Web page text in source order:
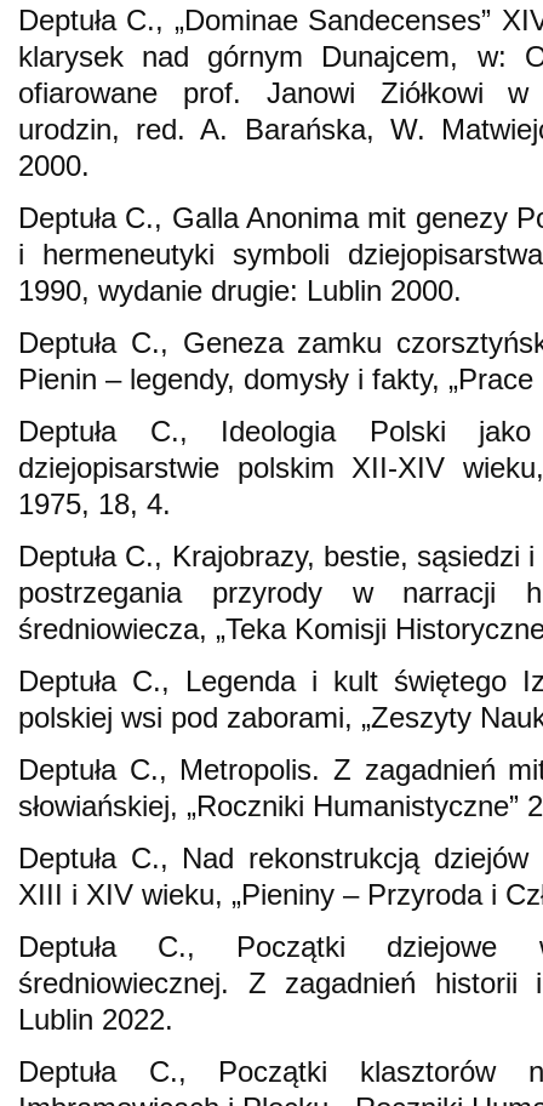
Deptuła C., „Dominae Sandecenses”
klarysek nad górnym Dunajcem, w:
ofiarowane prof. Janowi Ziółkowi w
urodzin, red. A. Barańska, W.
2000.
Deptuła C., Galla Anonima mit genezy
i hermeneutyki symboli
1990, wydanie drugie: Lublin 2000.
Deptuła C., Geneza zamku
Pienin – legendy, domysły i fakty,
Deptuła C., Ideologia Polski
dziejopisarstwie polskim XII-XIV
1975, 18, 4.
Deptuła C., Krajobrazy, bestie, sąsiedzi
postrzegania przyrody w narracji
średniowiecza, „Teka Komisji
Deptuła C., Legenda i kult świętego
polskiej wsi pod zaborami, „Zeszyty
Deptuła C., Metropolis. Z zagadnień
słowiańskiej, „Roczniki Humanistyczne”
Deptuła C., Nad rekonstrukcją
XIII i XIV wieku, „Pieniny – Przyroda i
Deptuła C., Początki dziejowe
średniowiecznej. Z zagadnień
Lublin 2022.
Deptuła C., Początki klasztorów